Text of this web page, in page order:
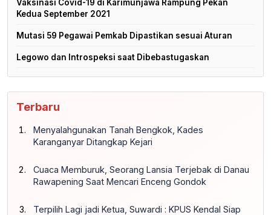
Vaksinasi Covid-19 di Karimunjawa Rampung Pekan
Kedua September 2021
Mutasi 59 Pegawai Pemkab Dipastikan sesuai Aturan
Legowo dan Introspeksi saat Dibebastugaskan
Terbaru
Menyalahgunakan Tanah Bengkok, Kades
Karanganyar Ditangkap Kejari
Cuaca Memburuk, Seorang Lansia Terjebak di Danau
Rawapening Saat Mencari Enceng Gondok
Terpilih Lagi jadi Ketua, Suwardi : KPUS Kendal Siap